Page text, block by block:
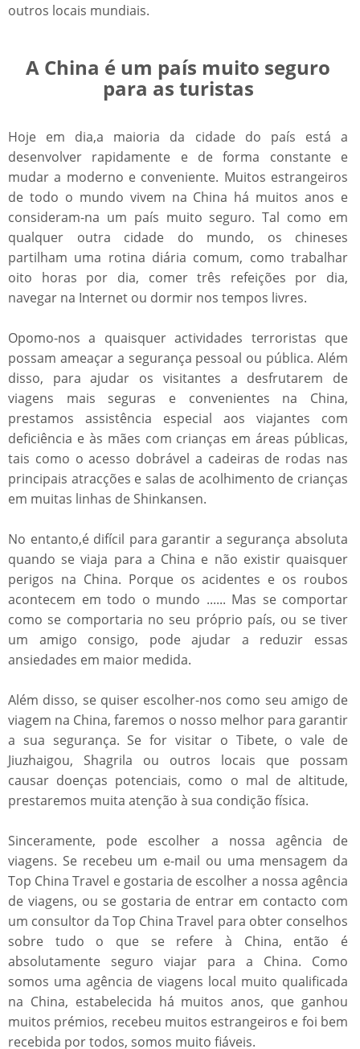
outros locais mundiais.
A China é um país muito seguro
para as turistas
Hoje em dia,a maioria da cidade do país está a
desenvolver rapidamente e de forma constante e
mudar a moderno e conveniente. Muitos estrangeiros
de todo o mundo vivem na China há muitos anos e
consideram-na um país muito seguro. Tal como em
qualquer outra cidade do mundo, os chineses
partilham uma rotina diária comum, como trabalhar
oito horas por dia, comer três refeições por dia,
navegar na Internet ou dormir nos tempos livres.
Opomo-nos a quaisquer actividades terroristas que
possam ameaçar a segurança pessoal ou pública. Além
disso, para ajudar os visitantes a desfrutarem de
viagens mais seguras e convenientes na China,
prestamos assistência especial aos viajantes com
deficiência e às mães com crianças em áreas públicas,
tais como o acesso dobrável a cadeiras de rodas nas
principais atracções e salas de acolhimento de crianças
em muitas linhas de Shinkansen.
No entanto,é difícil para garantir a segurança absoluta
quando se viaja para a China e não existir quaisquer
perigos na China. Porque os acidentes e os roubos
acontecem em todo o mundo ...... Mas se comportar
como se comportaria no seu próprio país, ou se tiver
um amigo consigo, pode ajudar a reduzir essas
ansiedades em maior medida.
Além disso, se quiser escolher-nos como seu amigo de
viagem na China, faremos o nosso melhor para garantir
a sua segurança. Se for visitar o Tibete, o vale de
Jiuzhaigou, Shagrila ou outros locais que possam
causar doenças potenciais, como o mal de altitude,
prestaremos muita atenção à sua condição física.
Sinceramente, pode escolher a nossa agência de
viagens. Se recebeu um e-mail ou uma mensagem da
Top China Travel e gostaria de escolher a nossa agência
de viagens, ou se gostaria de entrar em contacto com
um consultor da Top China Travel para obter conselhos
sobre tudo o que se refere à China, então é
absolutamente seguro viajar para a China. Como
somos uma agência de viagens local muito qualificada
na China, estabelecida há muitos anos, que ganhou
muitos prémios, recebeu muitos estrangeiros e foi bem
recebida por todos, somos muito fiáveis.